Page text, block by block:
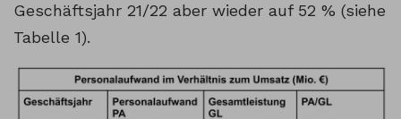
Geschäftsjahr 21/22 aber wieder auf 52 % (siehe
Tabelle 1).